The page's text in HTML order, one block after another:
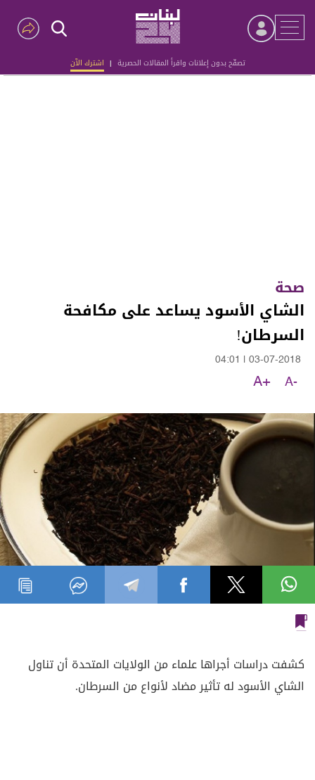
تصفّح بدون إعلانات واقرأ المقالات الحصرية | اشترك الآن
Advertisement
صحة
الشاي الأسود يساعد على مكافحة
السرطان!
03-07-2018
04:01
A-
A+
كشفت دراسات أجراها علماء من الولايات المتحدة أن تناول
الشاي الأسود له تأثير مضاد لأنواع من السرطان.